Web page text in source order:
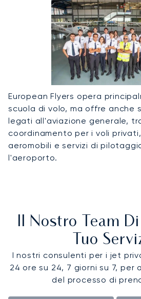
European Flyers opera
scuola di volo, ma offre anche
legati all'aviazione generale,
coordinamento per i voli
aeromobili e servizi di
l'aeroporto.
Il Nostro Team
Tuo
I nostri consulenti per i jet
24 ore su 24, 7 giorni su 7, per
del processo di